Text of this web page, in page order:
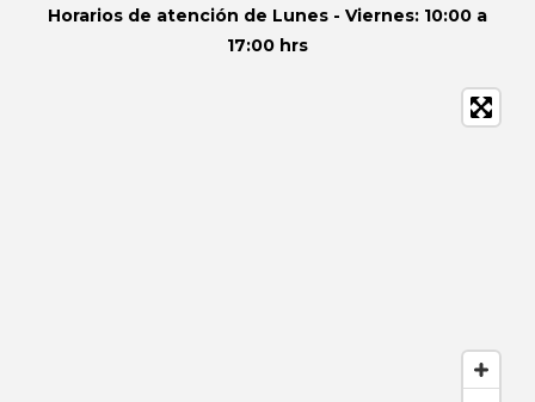
Horarios de atención de Lunes - Viernes: 10:00 a
17:00 hrs